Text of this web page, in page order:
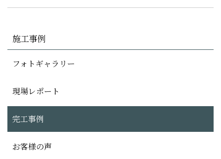
施工事例
フォトギャラリー
現場レポート
完工事例
お客様の声